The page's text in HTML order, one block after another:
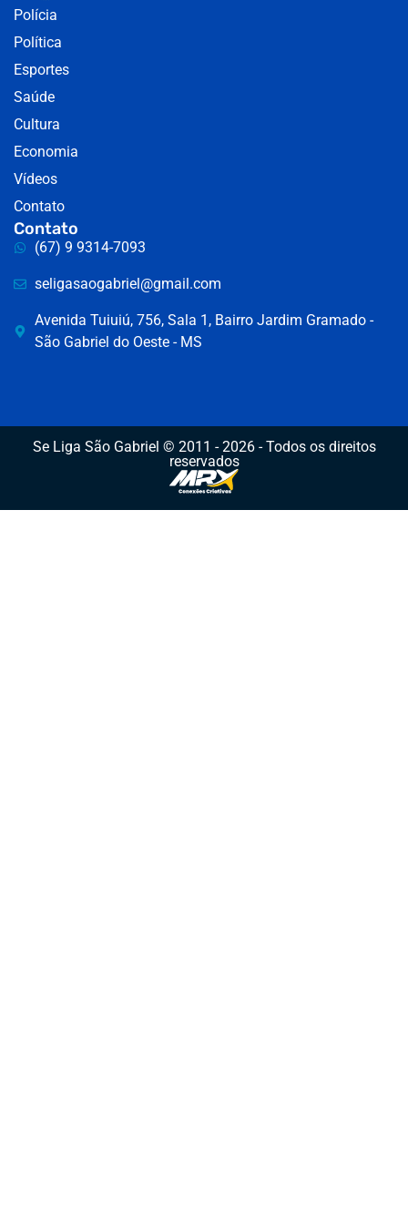
Polícia
Política
Esportes
Saúde
Cultura
Economia
Vídeos
Contato
Contato
(67) 9 9314-7093
seligasaogabriel@gmail.com
Avenida Tuiuiú, 756, Sala 1, Bairro Jardim Gramado -
São Gabriel do Oeste - MS
Se Liga São Gabriel © 2011 - 2026 - Todos os direitos
reservados